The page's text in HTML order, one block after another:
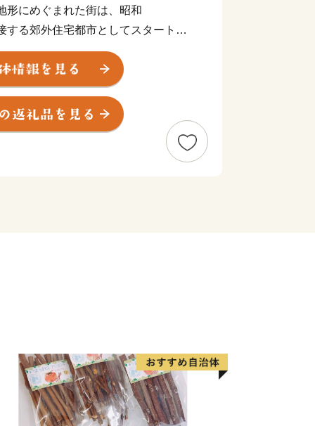
形にめぐまれた街は、昭和
する郊外住宅都市としてスタートし
たって、早くから市民参加を掲げ、
高い市民意識に基づいて策定された
これを見直す調整計画は、豊かな財
され、緑豊かな住宅都市と教育・福
の文教施設と、中核病院である日赤
三域の個性を生かしつつ、全体が調
ます。
・学者などが多数居住しています。